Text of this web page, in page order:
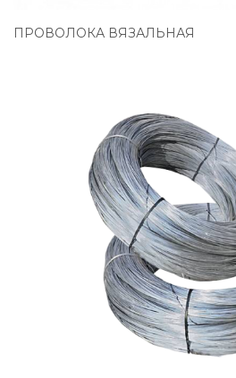
ПРОВОЛОКА ВЯЗАЛЬНАЯ